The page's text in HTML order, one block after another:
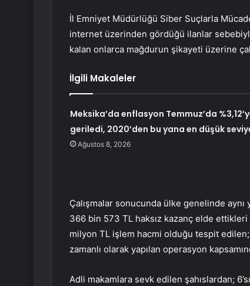
İl Emniyet Müdürlüğü Siber Suçlarla
internet üzerinden gördüğü ilanlar
kalan onlarca mağdurun şikayeti üzerine
İlgili Makaleler
Meksika’da enflasyon Temmuz’da
geriledi, 2020’den bu yana en düşük
Ağustos 8, 2026
Çalışmalar sonucunda ülke genelinde
366 bin 573 TL haksız kazanç elde
milyon TL işlem hacmi olduğu tespit
zamanlı olarak yapılan operasyon
Adli makamlara sevk edilen şahıslardan;